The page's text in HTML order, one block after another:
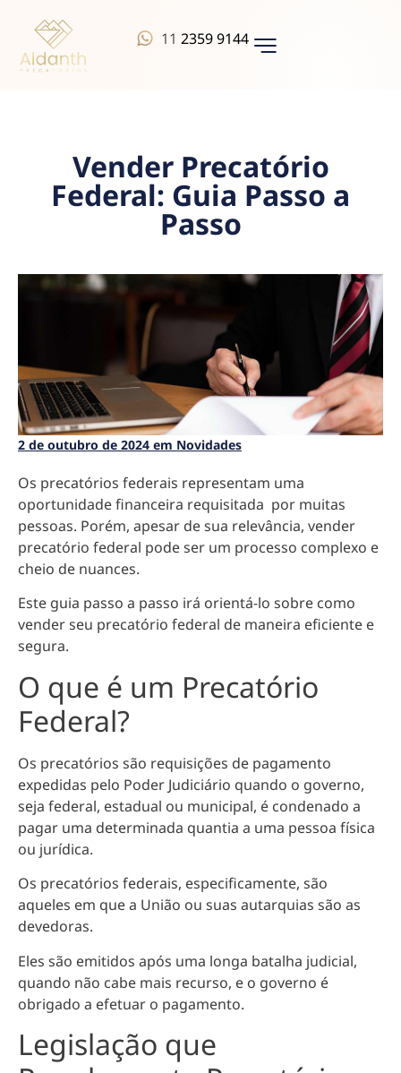
112359 9144
Vender Precatório
Federal: Guia Passo a
Passo
2 de outubro de 2024 em Novidades
Os precatórios federais representam uma
oportunidade financeira requisitada por muitas
pessoas. Porém, apesar de sua relevância, vender
precatório federal pode ser um processo complexo e
cheio de nuances.
Este guia passo a passo irá orientá-lo sobre como
vender seu precatório federal de maneira eficiente e
segura.
O que é um Precatório
Federal?
Os precatórios são requisições de pagamento
expedidas pelo Poder Judiciário quando o governo,
seja federal, estadual ou municipal, é condenado a
pagar uma determinada quantia a uma pessoa física
ou jurídica.
Os precatórios federais, especificamente, são
aqueles em que a União ou suas autarquias são as
devedoras.
Eles são emitidos após uma longa batalha judicial,
quando não cabe mais recurso, e o governo é
obrigado a efetuar o pagamento.
Legislação que